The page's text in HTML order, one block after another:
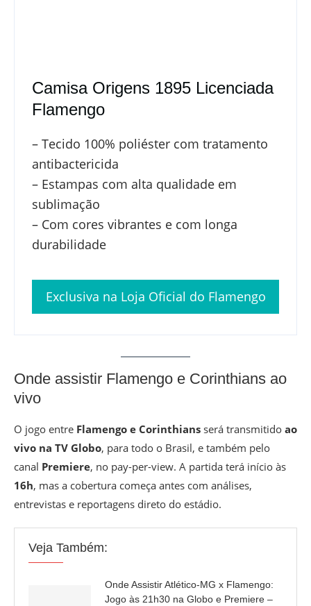
Camisa Origens 1895 Licenciada
Flamengo
– Tecido 100% poliéster com tratamento
antibactericida
– Estampas com alta qualidade em
sublimação
– Com cores vibrantes e com longa
durabilidade
Exclusiva na Loja Oficial do Flamengo
Onde assistir Flamengo e Corinthians ao
vivo
O jogo entre Flamengo e Corinthians será transmitido ao
vivo na TV Globo, para todo o Brasil, e também pelo
canal Premiere, no pay-per-view. A partida terá início às
16h, mas a cobertura começa antes com análises,
entrevistas e reportagens direto do estádio.
Veja Também:
Onde Assistir Atlético-MG x Flamengo:
Jogo às 21h30 na Globo e Premiere –